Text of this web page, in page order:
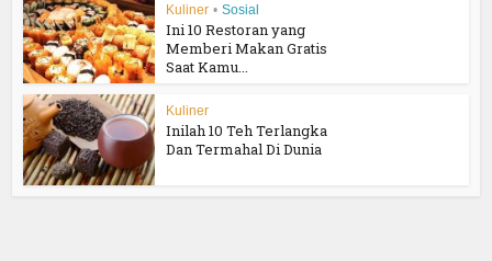
Kuliner • Sosial
Ini 10 Restoran yang
Memberi Makan Gratis
Saat Kamu...
Kuliner
Inilah 10 Teh Terlangka
Dan Termahal Di Dunia